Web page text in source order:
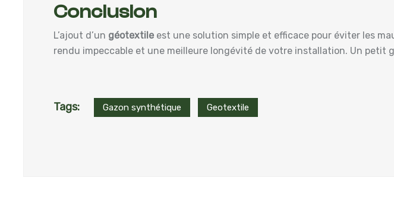
Conclusion
L’ajout d’un géotextile est une solution simple et efficace pour éviter les
rendu impeccable et une meilleure longévité de votre installation. Un petit
Tags: Gazon synthétique Geotextile